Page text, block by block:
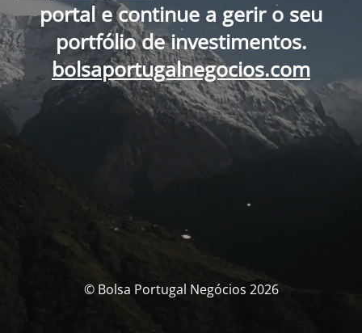
portal e continue a gerir o seu
portfólio de investimentos.
bolsaportugalnegocios.com
© Bolsa Portugal Negócios 2026